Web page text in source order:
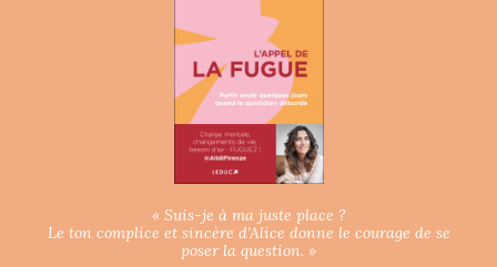
« Suis-je à ma juste place ?
Le ton complice et sincère d’Alice donne le courage de se
poser la question. »